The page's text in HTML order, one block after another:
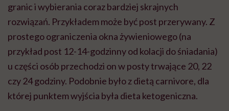
granic i wybierania coraz bardziej skrajnych
rozwiązań. Przykładem może być post przerywany. Z
prostego ograniczenia okna żywieniowego (na
przykład post 12-14-godzinny od kolacji do śniadania)
u części osób przechodzi on w posty trwające 20, 22
czy 24 godziny. Podobnie było z dietą carnivore, dla
której punktem wyjścia była dieta ketogeniczna.